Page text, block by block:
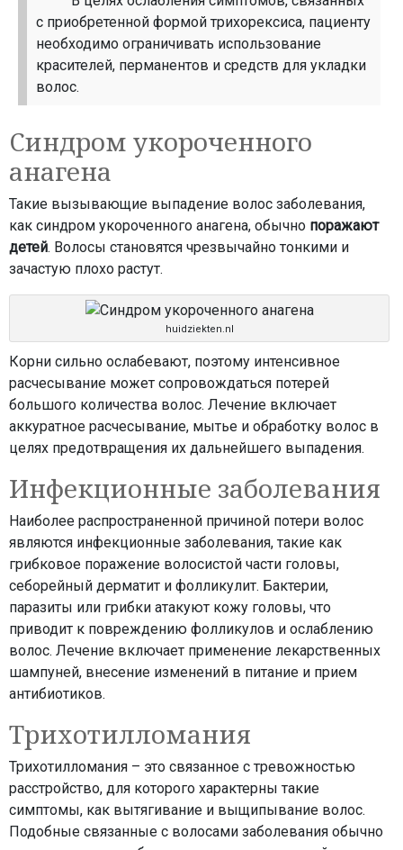
с приобретенной формой трихорексиса, пациенту
необходимо ограничивать использование
красителей, перманентов и средств для укладки
волос.
Синдром укороченного
анагена
Такие вызывающие выпадение волос заболевания,
как синдром укороченного анагена, обычно поражают
детей. Волосы становятся чрезвычайно тонкими и
зачастую плохо растут.
huidziekten.nl
Корни сильно ослабевают, поэтому интенсивное
расчесывание может сопровождаться потерей
большого количества волос. Лечение включает
аккуратное расчесывание, мытье и обработку волос в
целях предотвращения их дальнейшего выпадения.
Инфекционные заболевания
Наиболее распространенной причиной потери волос
являются инфекционные заболевания, такие как
грибковое поражение волосистой части головы,
себорейный дерматит и фолликулит. Бактерии,
паразиты или грибки атакуют кожу головы, что
приводит к повреждению фолликулов и ослаблению
волос. Лечение включает применение лекарственных
шампуней, внесение изменений в питание и прием
антибиотиков.
Трихотилломания
Трихотилломания – это связанное с тревожностью
расстройство, для которого характерны такие
симптомы, как вытягивание и выщипывание волос.
Подобные связанные с волосами заболевания обычно